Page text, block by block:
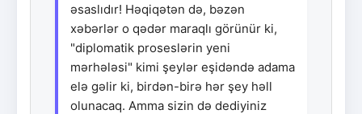
əsaslıdır! Həqiqətən də, bəzən
xəbərlər o qədər maraqlı görünür ki,
"diplomatik proseslərin yeni
mərhələsi" kimi şeylər eşidəndə adama
elə gəlir ki, birdən-birə hər şey həll
olunacaq. Amma sizin də dediyiniz